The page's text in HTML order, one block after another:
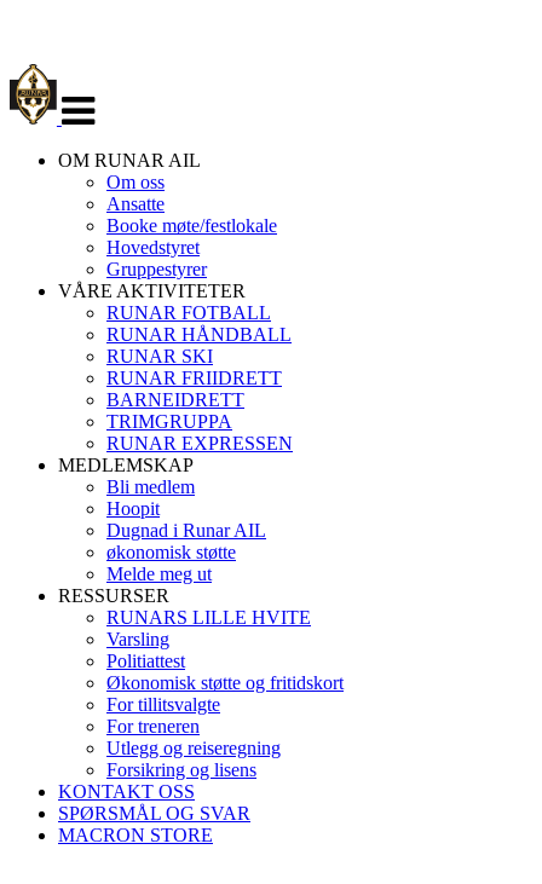
navigasjon
OM RUNAR AIL
Om oss
Ansatte
Booke møte/festlokale
Hovedstyret
Gruppestyrer
VÅRE AKTIVITETER
RUNAR FOTBALL
RUNAR HÅNDBALL
RUNAR SKI
RUNAR FRIIDRETT
BARNEIDRETT
TRIMGRUPPA
RUNAR EXPRESSEN
MEDLEMSKAP
Bli medlem
Hoopit
Dugnad i Runar AIL
økonomisk støtte
Melde meg ut
RESSURSER
RUNARS LILLE HVITE
Varsling
Politiattest
Økonomisk støtte og fritidskort
For tillitsvalgte
For treneren
Utlegg og reiseregning
Forsikring og lisens
KONTAKT OSS
SPØRSMÅL OG SVAR
MACRON STORE